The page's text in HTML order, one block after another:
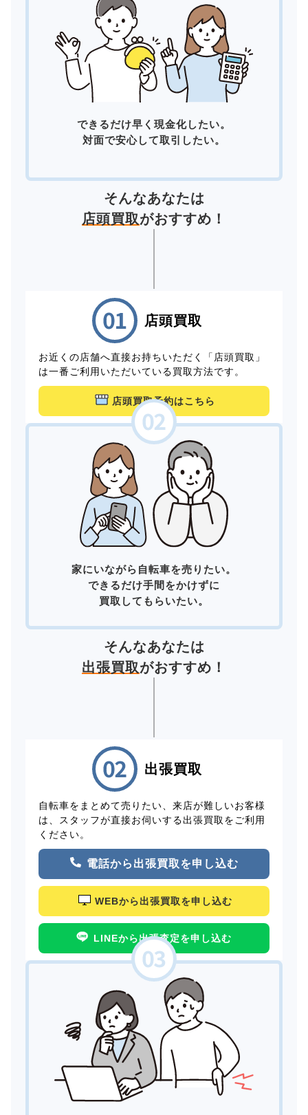
できるだけ早く現金化したい。
対面で安心して取引したい。
そんなあなたは
店頭買取がおすすめ！
店頭買取
お近くの店舗へ直接お持ちいただく「店頭買取」
は一番ご利用いただいている買取方法です。
店頭買取予約はこちら
家にいながら自転車を売りたい。
できるだけ手間をかけずに
買取してもらいたい。
そんなあなたは
出張買取がおすすめ！
出張買取
自転車をまとめて売りたい、来店が難しいお客様
は、スタッフが直接お伺いする出張買取をご利用
ください。
電話から出張買取を申し込む
WEBから出張買取を申し込む
LINEから出張査定を申し込む